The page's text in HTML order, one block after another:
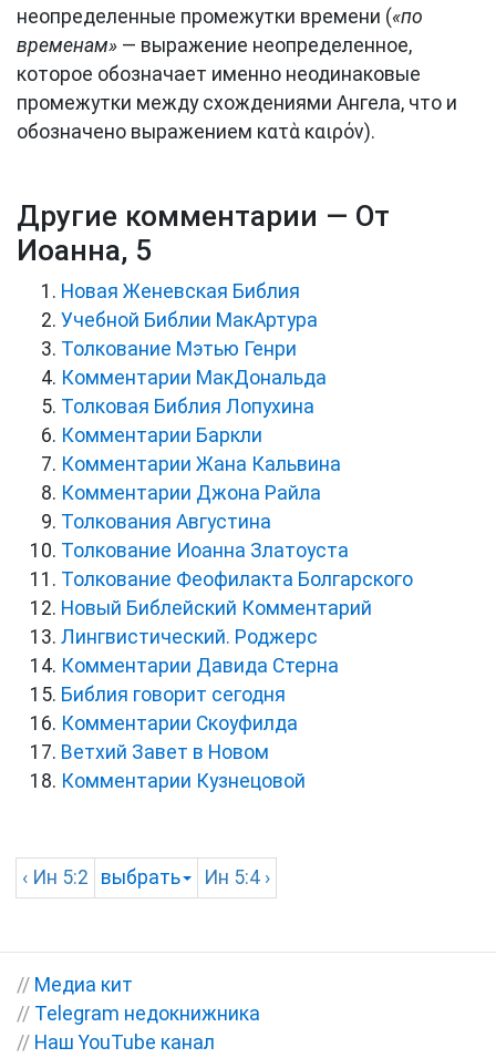
неопределенные промежутки времени («по
временам» — выражение неопределенное,
которое обозначает именно неодинаковые
промежутки между схождениями Ангела, что и
обозначено выражением κατὰ καιρόν).
Другие комментарии — От
Иоанна, 5
Новая Женевская Библия
Учебной Библии МакАртура
Толкование Мэтью Генри
Комментарии МакДональда
Толковая Библия Лопухина
Комментарии Баркли
Комментарии Жана Кальвина
Комментарии Джона Райла
Толкования Августина
Толкование Иоанна Златоуста
Толкование Феофилакта Болгарского
Новый Библейский Комментарий
Лингвистический. Роджерс
Комментарии Давида Стерна
Библия говорит сегодня
Комментарии Скоуфилда
Ветхий Завет в Новом
Комментарии Кузнецовой
‹ Ин 5:2 выбрать Ин 5:4 ›
// Медиа кит
// Telegram недокнижника
// Наш YouTube канал